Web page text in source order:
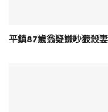
平鎮87歲翁疑嫌吵狠殺